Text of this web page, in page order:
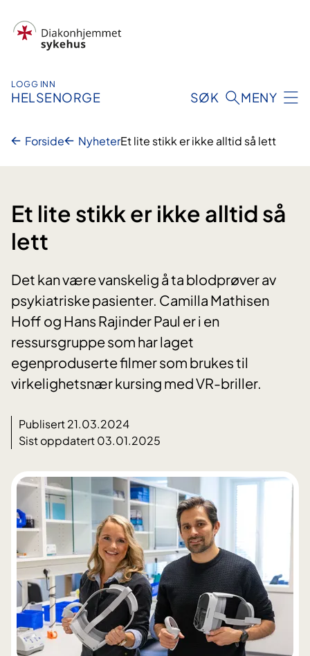
innhold
LOGG INN
HELSENORGE SØK MENY
Forside NyheterEt lite stikk er ikke alltid så lett
Et lite stikk er ikke alltid så
lett
Det kan være vanskelig å ta blodprøver av
psykiatriske pasienter. Camilla Mathisen
Hoff og Hans Rajinder Paul er i en
ressursgruppe som har laget
egenproduserte filmer som brukes til
virkelighetsnær kursing med VR-briller.
Publisert 21.03.2024
Sist oppdatert 03.01.2025